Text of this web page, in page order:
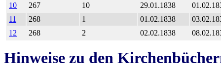
10
267 10 29.01.1838
11
268 1 01.02.1838
12
268 2 02.02.1838
Hinweise zu den